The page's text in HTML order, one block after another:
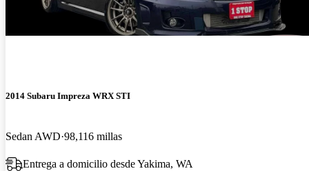
2014 Subaru Impreza WRX STI
Sedan AWD 98,116 millas
Entrega a domicilio desde Yakima, WA